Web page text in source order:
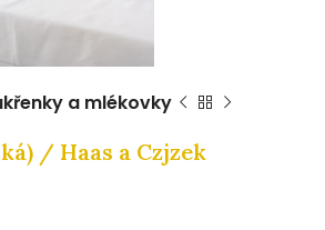
a mlékovky
/ Haas a Czjzek